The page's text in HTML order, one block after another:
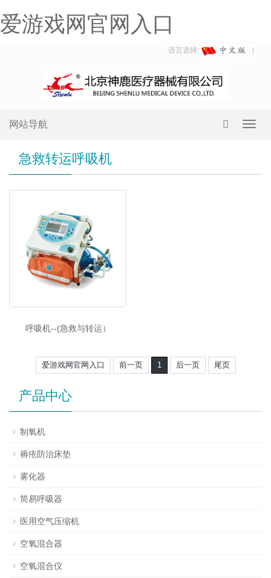
爱游戏网官网入口
语言选择:
网站导航
急救转运呼吸机
呼吸机--(急救与转运）
爱游戏网官网入口 前一页 1 后一页 尾页
产品中心
制氧机
褥疮防治床垫
雾化器
简易呼吸器
医用空气压缩机
空氧混合器
空氧混合仪